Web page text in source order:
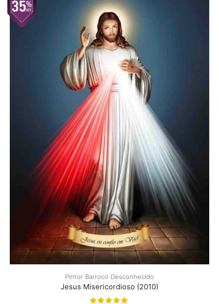
Pintor Barroco Desconhecido
Jesus Misericordioso (2010)